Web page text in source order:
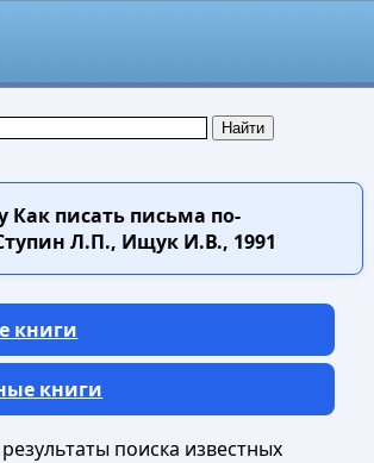
Как писать письма по-
Л.П., Ищук И.В., 1991
книги
книги
поиска известных